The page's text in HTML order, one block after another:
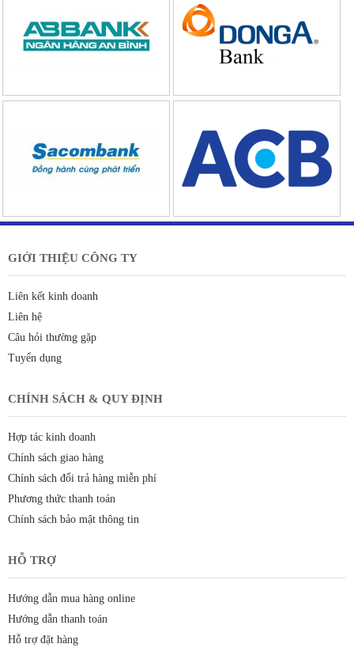
GIỚI THIỆU CÔNG TY
Liên kết kinh doanh
Liên hệ
Câu hỏi thường gặp
Tuyển dụng
CHÍNH SÁCH & QUY ĐỊNH
Hợp tác kinh doanh
Chính sách giao hàng
Chính sách đổi trả hàng miễn phí
Phương thức thanh toán
Chính sách bảo mật thông tin
HỖ TRỢ
Hướng dẫn mua hàng online
Hướng dẫn thanh toán
Hỗ trợ đặt hàng